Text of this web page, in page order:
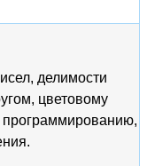
делимости
цветовому
программированию,